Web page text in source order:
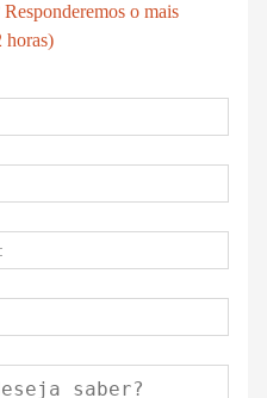
o mais
horas)